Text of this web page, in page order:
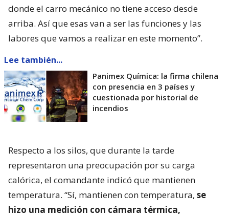
donde el carro mecánico no tiene acceso desde
arriba. Así que esas van a ser las funciones y las
labores que vamos a realizar en este momento”.
Lee también...
Panimex Química: la firma chilena
con presencia en 3 países y
cuestionada por historial de
incendios
Respecto a los silos, que durante la tarde
representaron una preocupación por su carga
calórica, el comandante indicó que mantienen
temperatura. “Sí, mantienen con temperatura, se
hizo una medición con cámara térmica,